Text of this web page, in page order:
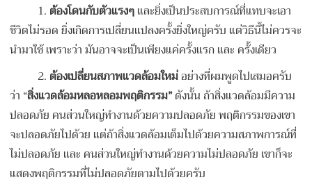
1. ต้องโดนกับตัวแรงๆและยิ่งเป็นประสบการณ์ที่แทบจะเอา
ชีวิตไม่รอด ยิ่งเกิดการเปลี่ยนแปลงครั้งยิ่งใหญ่ครับ แต่วิธีนี้ไม่ควรจะ
นำมาใช้ เพราะว่า มันอาจจะเป็นเพียงแค่ครั้งแรก และ ครั้งเดียว
2. ต้องเปลี่ยนสภาพแวดล้อมใหม่อย่างที่ผมพูดไปเสมอครับ
ว่า “สิ่งแวดล้อมหลอหลอมพฤติกรรม”ดังนั้น ถ้าสิ่งแวดล้อมมีความ
ปลอดภัย คนส่วนใหญ่ทำงานด้วยความปลอดภัย พฤติกรรมของเขา
จะปลอดภัยไปด้วย แต่ถ้าสิ่งแวดล้อมเต็มไปด้วยความสภาพการณ์ที่
ไม่ปลอดภัย และ คนส่วนใหญ่ทำงานด้วยความไม่ปลอดภัย เขาก็จะ
แสดงพฤติกรรมที่ไม่ปลอดภัยตามไปด้วยครับ